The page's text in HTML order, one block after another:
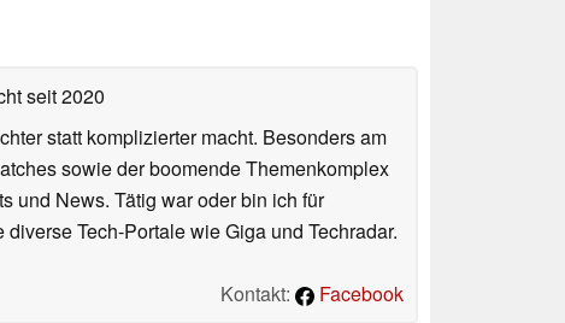
seit 2020
statt komplizierter macht. Besonders am
sowie der boomende Themenkomplex
und News. Tätig war oder bin ich für
Tech-Portale wie Giga und Techradar.
Kontakt:
Facebook